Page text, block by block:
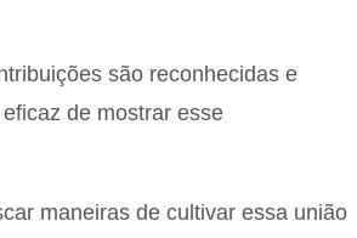
são reconhecidas e
de mostrar esse
maneiras de cultivar essa união